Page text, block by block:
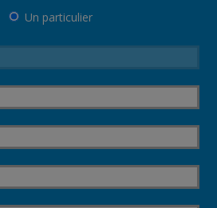
Un particulier